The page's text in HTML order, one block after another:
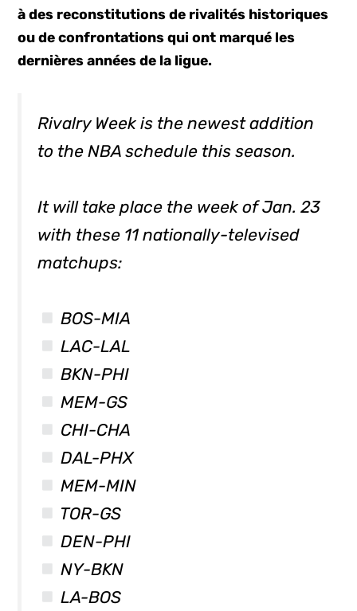
à des reconstitutions de rivalités historiques
ou de confrontations qui ont marqué les
dernières années de la ligue.
Rivalry Week is the newest addition
to the NBA schedule this season.
It will take place the week of Jan. 23
with these 11 nationally-televised
matchups:
BOS-MIA
LAC-LAL
BKN-PHI
MEM-GS
CHI-CHA
DAL-PHX
MEM-MIN
TOR-GS
DEN-PHI
NY-BKN
LA-BOS